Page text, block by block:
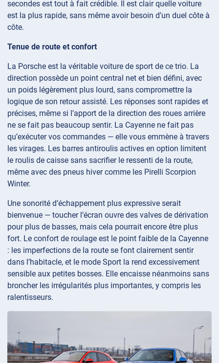
secondes est tout à fait crédible. Il est clair quelle voiture
est la plus rapide, sans même avoir besoin d’un duel côte à
côte.
Tenue de route et confort
La Porsche est la véritable voiture de sport de ce trio. La
direction possède un point central net et bien défini, avec
un poids légèrement plus lourd, sans compromettre la
logique de son retour assisté. Les réponses sont rapides et
précises, même si l’apport de la direction des roues arrière
ne se fait pas beaucoup sentir. La Cayenne ne fait pas
qu’exécuter vos commandes — elle vous emmène à travers
les virages. Les barres antiroulis actives en option limitent
le roulis de caisse sans sacrifier le ressenti de la route,
même avec des pneus hiver comme les Pirelli Scorpion
Winter.
Une sonorité d’échappement plus expressive serait
bienvenue — toucher l’écran ouvre des valves de dérivation
pour plus de basses, mais cela pourrait encore être plus
fort. Le confort de roulage est le point faible de la Cayenne
: les imperfections de la route se font clairement sentir
dans l’habitacle, et le mode Sport la rend excessivement
sensible aux petites bosses. Elle encaisse néanmoins sans
broncher les irrégularités plus importantes, y compris les
ralentisseurs.